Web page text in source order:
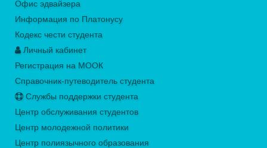
Офис эдвайзера
Информация по Платонусу
Кодекс чести студента
Личный кабинет
Регистрация на МООК
Справочник-путеводитель студента
Службы поддержки студента
Центр обслуживания студентов
Центр молодежной политики
Центр полиязычного образования